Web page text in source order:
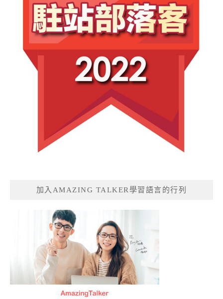
加入AMAZING TALKER學習語言的行列